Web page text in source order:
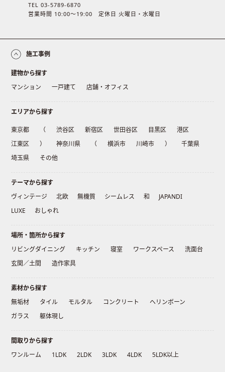
TEL 03-5789-6870
営業時間 10:00〜19:00 定休日 火曜日・水曜日
施工事例
建物から探す
マンション
一戸建て 店舗・オフィス
エリアから探す
東京都 （ 渋谷区 新宿区 世田谷区 目黒区
港区
江東区
） 神奈川県 （ 横浜市 川崎市 ）
千葉県
埼玉県
その他
テーマから探す
ヴィンテージ
北欧 無機質 シームレス 和
JAPANDI
LUXE
おしゃれ
場所・箇所から探す
リビングダイニング
キッチン 寝室 ワークスペース
洗面台
玄関／土間
造作家具
素材から探す
無垢材
タイル モルタル コンクリート
ヘリンボーン
ガラス
躯体現し
間取りから探す
ワンルーム
1LDK 2LDK 3LDK 4LDK 5LDK以上